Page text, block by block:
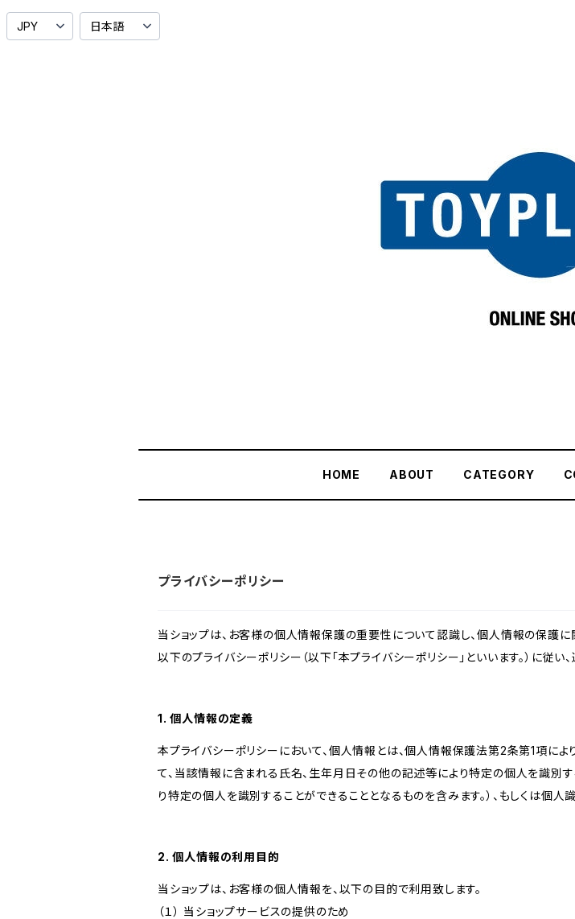
HOME ABOUT CATEGORY
プライバシーポリシー
当ショップは、お客様の個人情報保護の重要性について認識し、個人情報の保護に
以下のプライバシーポリシー（以下「本プライバシーポリシー」といいます。）に従
1. 個人情報の定義
本プライバシーポリシーにおいて、個人情報とは、個人情報保護法第2条第1項に
て、当該情報に含まれる氏名、生年月日その他の記述等により特定の個人を識別
り特定の個人を識別することができることとなるものを含みます。）、もしくは個
2. 個人情報の利用目的
当ショップは、お客様の個人情報を、以下の目的で利用致します。
（１） 当ショップサービスの提供のため